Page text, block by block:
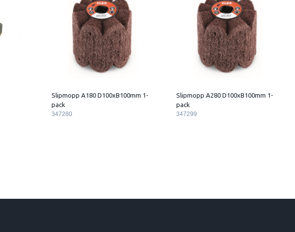
Slipmopp A180 D100xB100mm 1-
pack
347280
Slipmopp A280 D100xB100mm 1-
pack
347299